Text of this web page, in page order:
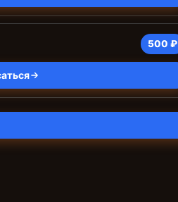
500 ₽